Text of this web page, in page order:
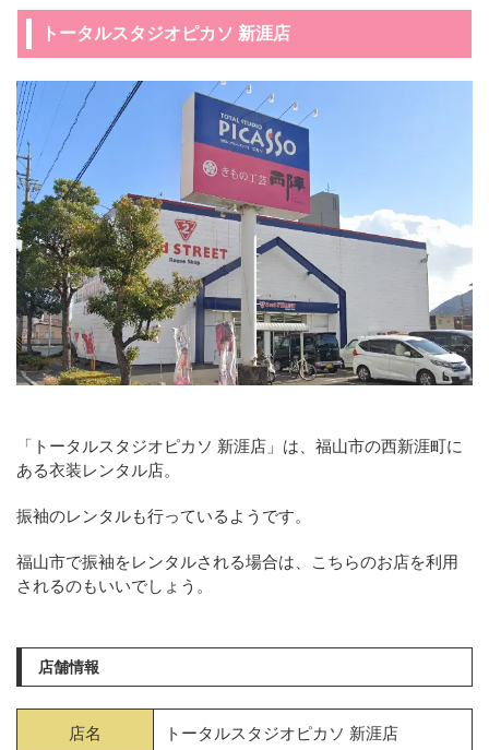
トータルスタジオピカソ 新涯店
「トータルスタジオピカソ 新涯店」は、福山市の西新涯町に
ある衣装レンタル店。
振袖のレンタルも行っているようです。
福山市で振袖をレンタルされる場合は、こちらのお店を利用
されるのもいいでしょう。
店舗情報
店名 トータルスタジオピカソ 新涯店